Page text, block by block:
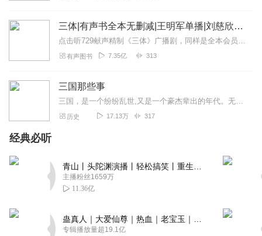
小沙游戏解说
好听好听好好听呀！我最喜欢赵云、刘备、关羽、张飞。
1831565bctc
重温这熟悉的声音， 怀念那消逝的悟空。 可惜了
听友398947150
大段篇幅都在胡说八道，没读过三国的听蒙了，读过三国的
听吐了
2024-06-05
三体|有声书全本无删减|王明军单播|刘慈欣原著
点击听729献声精制《三体》广播剧，同样是全本会员免费畅听，快来感受声音大戏的魅力！【购买须知】1、本作品部分集数为免费试听。2、版权归原作者所有，严禁翻录成任...
有声图书 7.35亿 313
三国那些事
三国，是一个纷纷乱世,又是一个豪杰辈出的年代。无数英雄，从历史长河中脱颖而出，是那个兵荒马乱的年代，成为人们心中永远的那个三国。
历史 17.13万 317
经典必听
主播粉丝1659万
11.36亿
专辑播放量超19.1亿